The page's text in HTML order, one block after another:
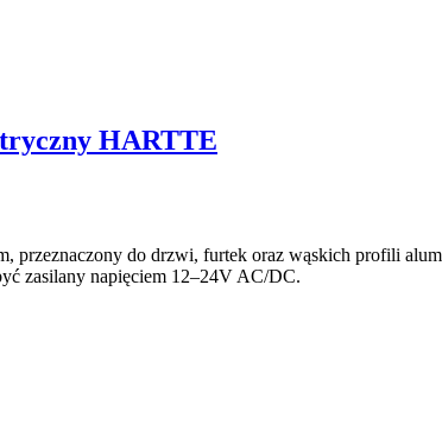
HARTTE
do drzwi, furtek oraz wąskich profili
zasilany napięciem 12–24V AC/DC.